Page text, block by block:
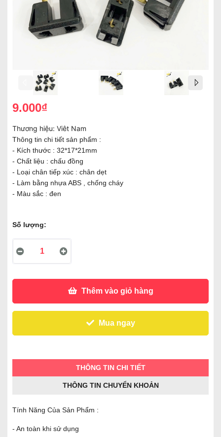
9.000₫
Thương hiệu: Viêt Nam
Thông tin chi tiết sản phẩm :
- Kích thước : 32*17*21mm
- Chất liệu : chấu đồng
- Loại chân tiếp xúc : chân dẹt
- Làm bằng nhựa ABS , chống cháy
- Màu sắc : đen
Số lượng:
Thêm vào giỏ hàng
Mua ngay
THÔNG TIN CHI TIẾT
THÔNG TIN CHUYỂN KHOẢN
Tính Năng Của Sản Phẩm :
- An toàn khi sử dụng